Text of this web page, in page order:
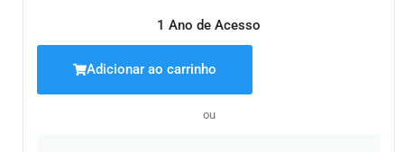
1 Ano de Acesso
Adicionar ao carrinho
ou